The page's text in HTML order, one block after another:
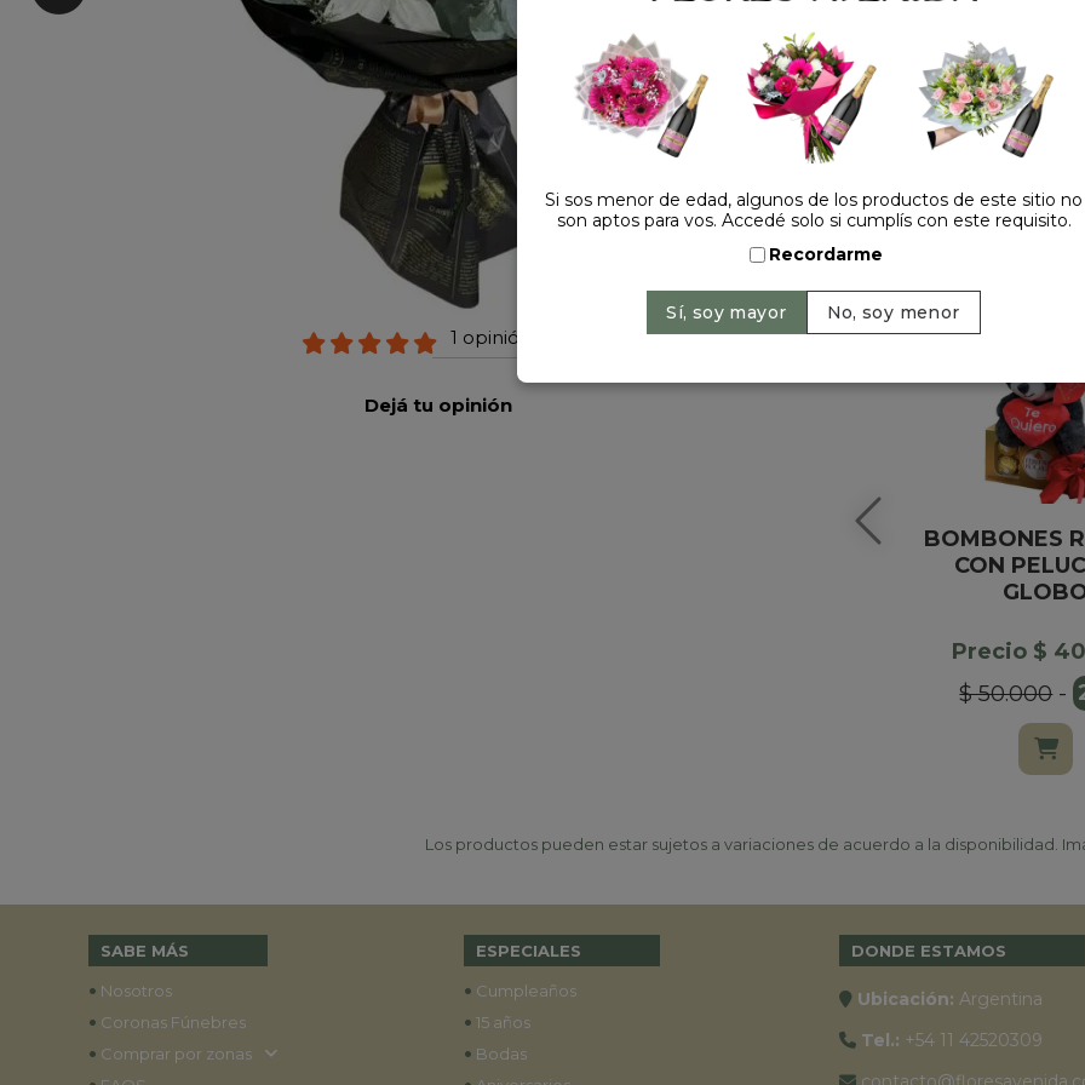
1 opinión +
Dejá tu opinión
HACELO
BOMBONES
CON
Precio $
$ 50.000-
Los productos pueden estar sujetos a variaciones de acuerdo a la disponibilidad.
SABE MÁS
• Nosotros
• Coronas Fúnebres
• Comprar por zonas
ESPECIALES
• Cumpleaños
• 15 años
• Bodas
DONDE ESTAMOS
Ubicación: Argentina
Tel.: +54 11 42520309
Si sos menor de edad, algunos de los productos de este sitio no
son aptos para vos. Accedé solo si cumplís con este requisito.
Recordarme